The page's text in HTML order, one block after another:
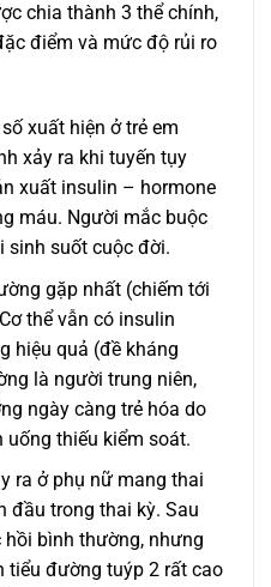
chia thành 3 thể chính,
điểm và mức độ rủi ro
xuất hiện ở trẻ em
xảy ra khi tuyến tụy
xuất insulin – hormone
máu. Người mắc buộc
sinh suốt cuộc đời.
gặp nhất (chiếm tới
thể vẫn có insulin
hiệu quả (đề kháng
là người trung niên,
ngày càng trẻ hóa do
uống thiếu kiểm soát.
ra ở phụ nữ mang thai
đầu trong thai kỳ. Sau
bình thường, nhưng
tiểu đường tuýp 2 rất cao